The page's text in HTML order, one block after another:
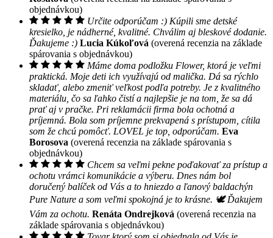
objednávkou)
Určite odporúčam :) Kúpili sme detské
kresielko, je nádherné, kvalitné. Chválim aj bleskové dodanie.
Ďakujeme :) Lucia Kúkoľová (overená recenzia na základe
spárovania s objednávkou)
Máme doma podložku Flower, ktorá je veľmi
praktická. Moje deti ich využívajú od malička. Dá sa rýchlo
skladať, alebo zmeniť veľkost podľa potreby. Je z kvalitného
materiálu, čo sa ľahko čistí a najlepšie je na tom, že sa dá
prať aj v pračke. Pri reklamácii firma bola ochotná a
príjemná. Bola som príjemne prekvapená s prístupom, cítila
som že chcú pomôcť. LOVEL je top, odporúčam. Eva
Borosova (overená recenzia na základe spárovania s
objednávkou)
Chcem sa veľmi pekne poďakovať za prístup a
ochotu vrámci komunikácie a výberu. Dnes nám bol
doručený balíček od Vás a to hniezdo a ľanový baldachýn
Pure Nature a som veľmi spokojná je to krásne. 🕊 Ďakujem
Vám za ochotu. Renáta Ondrejková (overená recenzia na
základe spárovania s objednávkou)